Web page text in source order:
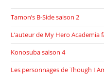
Tamon’s B-Side saison 2
L’auteur de My Hero
Konosuba saison 4
Les personnages de Though I